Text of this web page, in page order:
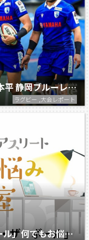
3月27日(日) IAIスタジアム日本平 静岡ブルーレヴズが静岡を熱くする!!
ラグビー ,大会レポート
「小野澤宏時のオフ・ザ・ボール」何でもお悩み相談室（10）